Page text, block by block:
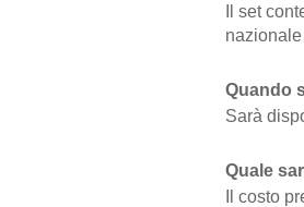
Il set
Quando
Sarà
Quale
Il costo